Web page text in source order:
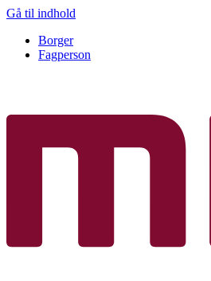
Gå til indhold
Borger
Fagperson